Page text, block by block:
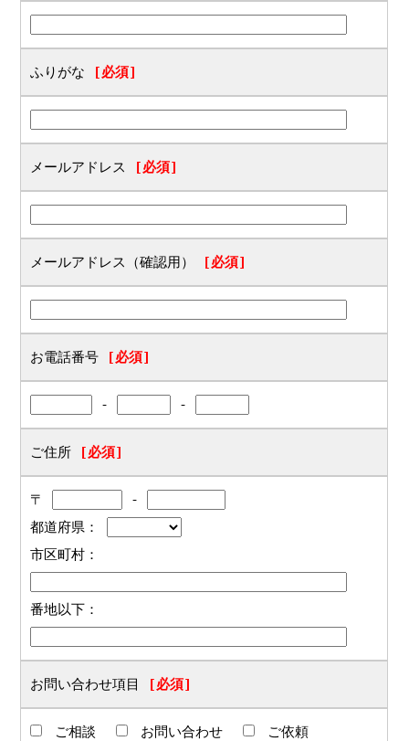
ふりがな [必須]
メールアドレス [必須]
メールアドレス（確認用） [必須]
お電話番号 [必須]
- -
ご住所 [必須]
〒
-
都道府県：
市区町村：
番地以下：
お問い合わせ項目 [必須]
ご相談 お問い合わせ
ご依頼